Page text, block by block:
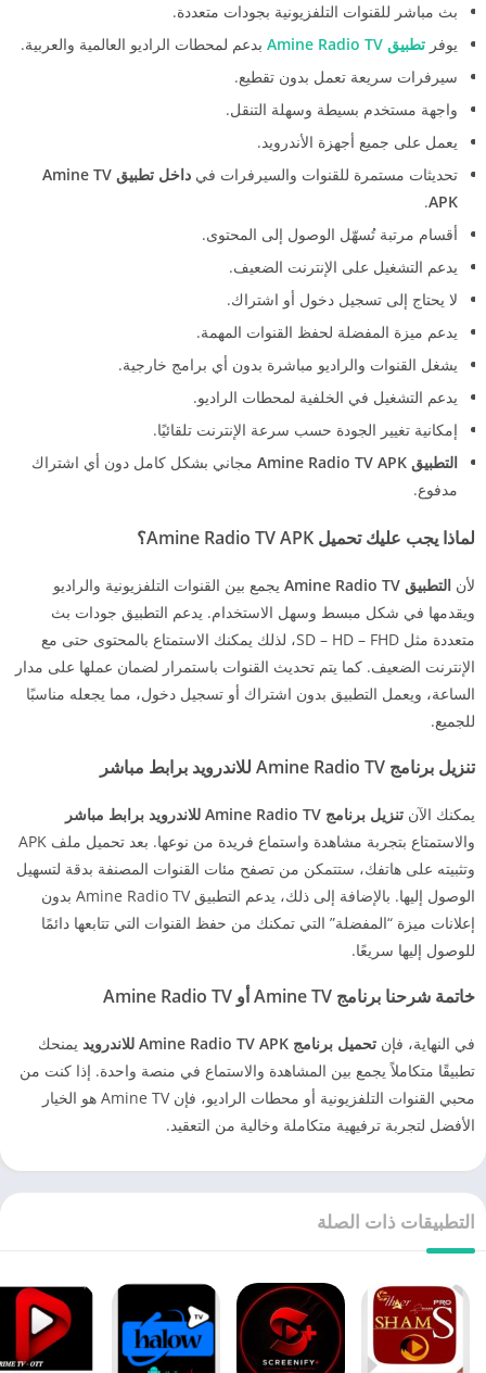
بث مباشر للقنوات التلفزيونية بجودات متعددة.
يوفر تطبيق Amine Radio TV
بدعم لمحطات الراديو العالمية والعربية.
سيرفرات سريعة تعمل بدون تقطيع.
واجهة مستخدم بسيطة وسهلة التنقل.
يعمل على جميع أجهزة الأندرويد.
تحديثات مستمرة للقنوات والسيرفرات في
داخل تطبيق Amine TV
APK
.
أقسام مرتبة تُسهّل الوصول إلى المحتوى.
يدعم التشغيل على الإنترنت الضعيف.
لا يحتاج إلى تسجيل دخول أو اشتراك.
يدعم ميزة المفضلة لحفظ القنوات المهمة.
يشغل القنوات والراديو مباشرة بدون أي برامج خارجية.
يدعم التشغيل في الخلفية لمحطات الراديو.
إمكانية تغيير الجودة حسب سرعة الإنترنت تلقائيًا.
التطبيق Amine Radio TV APK
مجاني بشكل كامل دون أي اشتراك
مدفوع.
لماذا يجب عليك تحميل Amine Radio TV APK؟
لأن التطبيق Amine Radio TV
يجمع بين القنوات التلفزيونية والراديو
ويقدمها في شكل مبسط وسهل الاستخدام. يدعم التطبيق جودات بث
متعددة مثل SD – HD – FHD، لذلك يمكنك الاستمتاع بالمحتوى حتى مع
الإنترنت الضعيف. كما يتم تحديث القنوات باستمرار لضمان عملها على مدار
الساعة، ويعمل التطبيق بدون اشتراك أو تسجيل دخول، مما يجعله مناسبًا
للجميع.
تنزيل برنامج Amine Radio TV للاندرويد برابط مباشر
يمكنك الآن تنزيل برنامج Amine Radio TV للاندرويد برابط مباشر
والاستمتاع بتجربة مشاهدة واستماع فريدة من نوعها. بعد تحميل ملف APK
وتثبيته على هاتفك، ستتمكن من تصفح مئات القنوات المصنفة بدقة لتسهيل
الوصول إليها. بالإضافة إلى ذلك، يدعم التطبيق Amine Radio TV بدون
إعلانات ميزة “المفضلة” التي تمكنك من حفظ القنوات التي تتابعها دائمًا
للوصول إليها سريعًا.
خاتمة شرحنا برنامج Amine TV أو Amine Radio TV
في النهاية، فإن تحميل برنامج Amine Radio TV APK للاندرويد
يمنحك
تطبيقًا متكاملاً يجمع بين المشاهدة والاستماع في منصة واحدة. إذا كنت من
محبي القنوات التلفزيونية أو محطات الراديو، فإن Amine TV هو الخيار
الأفضل لتجربة ترفيهية متكاملة وخالية من التعقيد.
التطبيقات ذات الصلة